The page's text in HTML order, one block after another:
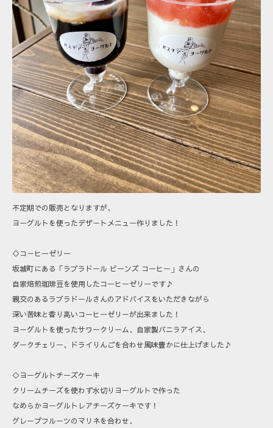
不定期での販売となりますが、
ヨーグルトを使ったデザートメニュー作りました！
◇コーヒーゼリー
坂城町にある「ラブラドール ビーンズ コーヒー」さんの
自家焙煎珈琲豆を使用したコーヒーゼリーです♪
親交のあるラブラドールさんのアドバイスをいただきながら
深い苦味と香り高いコーヒーゼリーが出来ました！
ヨーグルトを使ったサワークリーム、自家製バニラアイス、
ダークチェリー、ドライりんごを合わせ風味豊かに仕上げました♪
◇ヨーグルトチーズケーキ
クリームチーズを使わず水切りヨーグルトで作った
なめらかヨーグルトレアチーズケーキです！
グレープフルーツのマリネを合わせ、